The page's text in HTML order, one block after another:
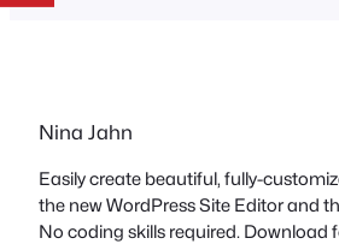
Nina Jahn
Easily create beautiful, fully-
the new WordPress Site Editor and
No coding skills required. Download